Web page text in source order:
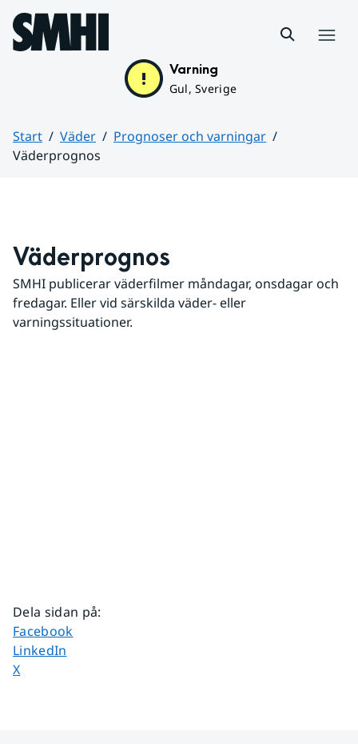
Hoppa till sidans innehåll
Varning
Gul, Sverige
Start Väder
Prognoser och varningar
Väderprognos
Väderprognos
SMHI publicerar väderfilmer måndagar, onsdagar och
fredagar. Eller vid särskilda väder- eller
varningssituationer.
Dela sidan på:
Dela sidan på
Facebook
Dela sidan på
LinkedIn
Dela sidan på
X